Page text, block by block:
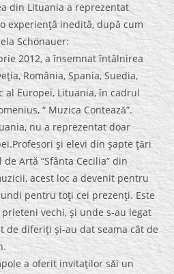
din Lituania a reprezentat
experienţă inedită, după cum
Schönauer:
2012, a însemnat întâlnirea
România, Spania, Suedia,
al Europei, Lituania, în cadrul
“ Muzica Conteazǎ”.
nu a reprezentat doar
şi elevi din şapte ţǎri
Artă “Sfânta Cecilia” din
acest loc a devenit pentru
pentru toţi cei prezenţi. Este
vechi, şi unde s-au legat
de diferiţi şi-au dat seama cât de
a oferit invitaţilor sǎi un